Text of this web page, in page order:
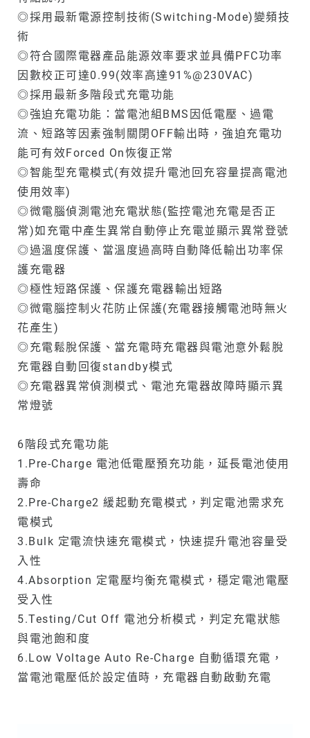
◎採用最新電源控制技術(Switching-Mode)變頻技
術
◎符合國際電器產品能源效率要求並具備PFC功率
因數校正可達0.99(效率高達91%@230VAC)
◎採用最新多階段式充電功能
◎強迫充電功能：當電池組BMS因低電壓、過電
流、短路等因素強制關閉OFF輸出時，強迫充電功
能可有效Forced On恢復正常
◎智能型充電模式(有效提升電池回充容量提高電池
使用效率)
◎微電腦偵測電池充電狀態(監控電池充電是否正
常)如充電中產生異常自動停止充電並顯示異常登號
◎過溫度保護、當溫度過高時自動降低輸出功率保
護充電器
◎極性短路保護、保護充電器輸出短路
◎微電腦控制火花防止保護(充電器接觸電池時無火
花產生)
◎充電鬆脫保護、當充電時充電器與電池意外鬆脫
充電器自動回復standby模式
◎充電器異常偵測模式、電池充電器故障時顯示異
常燈號
6階段式充電功能
1.Pre-Charge 電池低電壓預充功能，延長電池使用
壽命
2.Pre-Charge2 緩起動充電模式，判定電池需求充
電模式
3.Bulk 定電流快速充電模式，快速提升電池容量受
入性
4.Absorption 定電壓均衡充電模式，穩定電池電壓
受入性
5.Testing/Cut Off 電池分析模式，判定充電狀態
與電池飽和度
6.Low Voltage Auto Re-Charge 自動循環充電，
當電池電壓低於設定值時，充電器自動啟動充電